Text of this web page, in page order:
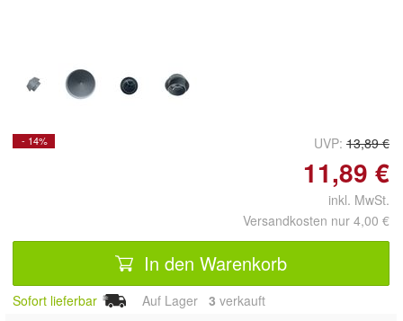
- 14% UVP: 13,89 €
11,89 €
inkl. MwSt.
Versandkosten nur 4,00 €
In den Warenkorb
Sofort lieferbar Auf Lager 3 verkauft